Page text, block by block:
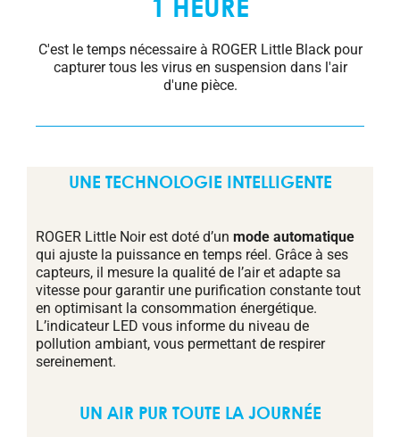
1 HEURE
C'est le temps nécessaire à ROGER Little Black pour
capturer tous les virus en suspension dans l'air
d'une pièce.
UNE TECHNOLOGIE INTELLIGENTE
ROGER Little Noir est doté d’un mode automatique
qui ajuste la puissance en temps réel. Grâce à ses
capteurs, il mesure la qualité de l’air et adapte sa
vitesse pour garantir une purification constante tout
en optimisant la consommation énergétique.
L’indicateur LED vous informe du niveau de
pollution ambiant, vous permettant de respirer
sereinement.
UN AIR PUR TOUTE LA JOURNÉE